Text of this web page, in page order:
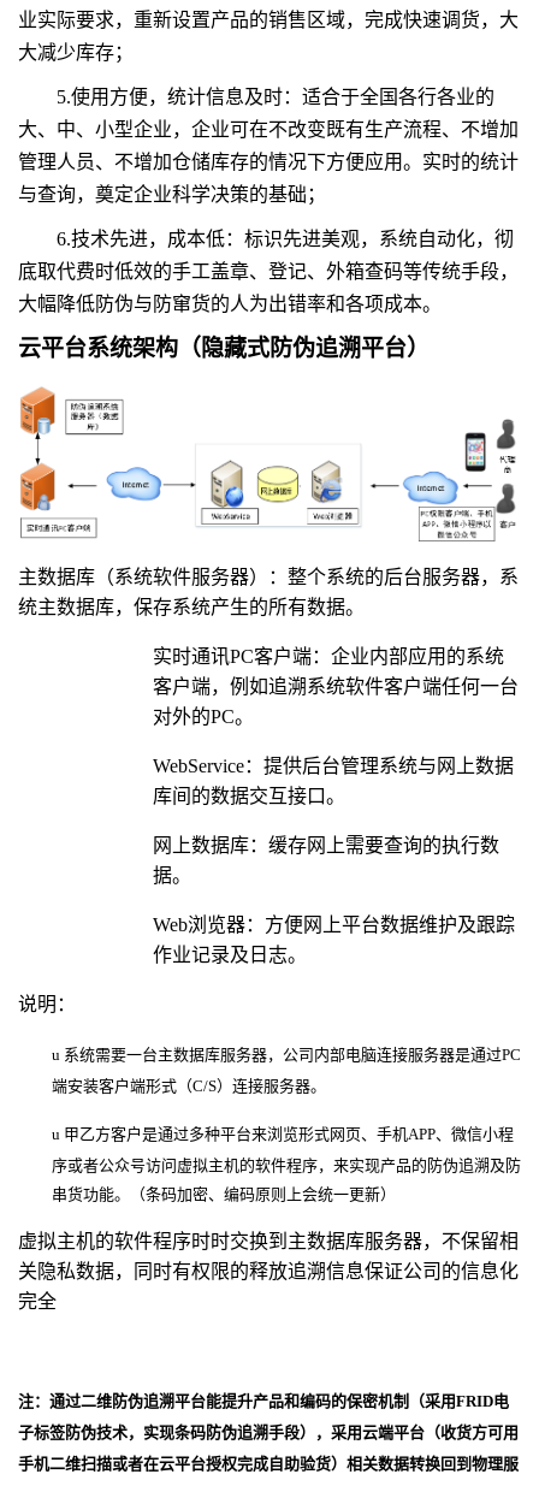
业实际要求，重新设置产品的销售区域，完成快速调货，大
大减少库存；
5.使用方便，统计信息及时：适合于全国各行各业的
大、中、小型企业，企业可在不改变既有生产流程、不增加
管理人员、不增加仓储库存的情况下方便应用。实时的统计
与查询，奠定企业科学决策的基础；
6.技术先进，成本低：标识先进美观，系统自动化，彻
底取代费时低效的手工盖章、登记、外箱查码等传统手段，
大幅降低防伪与防窜货的人为出错率和各项成本。
云平台系统架构 （隐藏式防伪追溯平台）
主数据库（系统软件服务器）：整个系统的后台服务器，系
统主数据库，保存系统产生的所有数据。
实时通讯PC客户端：企业内部应用的系统
客户端，例如追溯系统软件客户端任何一台
对外的PC。
WebService：提供后台管理系统与网上数据
库间的数据交互接口。
网上数据库：缓存网上需要查询的执行数
据。
Web浏览器：方便网上平台数据维护及跟踪
作业记录及日志。
说明：
u 系统需要一台主数据库服务器，公司内部电脑连接服务器是通过PC
端安装客户端形式（C/S）连接服务器。
u 甲乙方客户是通过多种平台来浏览形式网页、手机APP、微信小程
序或者公众号访问虚拟主机的软件程序，来实现产品的防伪追溯及防
串货功能。（条码加密、编码原则上会统一更新）
虚拟主机的软件程序时时交换到主数据库服务器，不保留相
关隐私数据，同时有权限的释放追溯信息保证公司的信息化
完全
注：通过二维防伪追溯平台能提升产品和编码的保密机制（采用FRID电
子标签防伪技术，实现条码防伪追溯手段），采用云端平台（收货方可用
手机二维扫描或者在云平台授权完成自助验货）相关数据转换回到物理服